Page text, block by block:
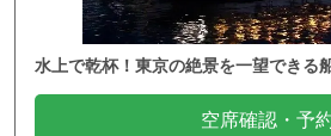
水上で乾杯！東京の絶景を一望できる
空席確認・予